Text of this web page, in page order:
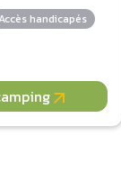
handicapés